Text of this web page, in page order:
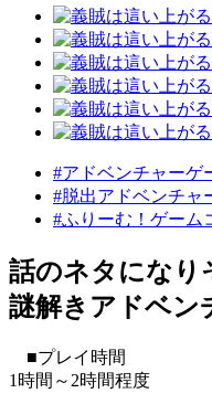
#アドベンチャーゲ
#脱出アドベンチャ
#ふりーむ！ゲーム
話のネタになり
謎解きアドベン
■プレイ時間
1時間～2時間程度